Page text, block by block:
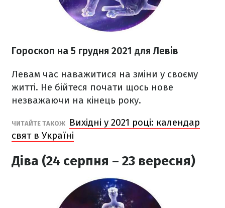
Гороскоп на 5 грудня 2021 для Левів
Левам час наважитися на зміни у своєму
житті. Не бійтеся почати щось нове
незважаючи на кінець року.
ЧИТАЙТЕ ТАКОЖ
Вихідні у 2021 році: календар
свят в Україні
Діва (24 серпня – 23 вересня)